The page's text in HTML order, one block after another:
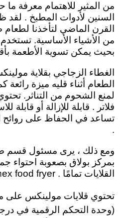
من المثير للاهتمام معرفة
السنين لأدوات المطبخ .
القرن الماضي لتأخذنا
من الأشياء الأساسية. تستخدم
بحيث يمكن تسوية الأطعمة
الغطاء الزجاجي بقلاية
الطعام أثناء قليه ميزة رائعة
لمنع الشحوم من التناثر.
فلاتر . قابلة للإزالة أو قابلة
تساعد في الحفاظ على
.
ومع ذلك ، يرى مسئول قسم
بمركز بولاق بصعوبة احتواء
القلايات تمامًا . Moulinex food fryer
تحتوي قلايات مولينكس على
(وحدة التحكم الرقمية في